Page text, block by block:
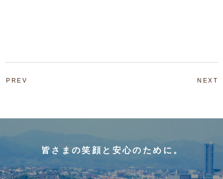
PREV NEXT
皆さまの笑顔と安心のために。